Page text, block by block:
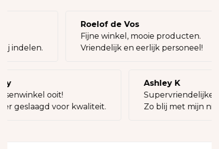
indelen.
Roelof de Vos
Fijne winkel, mooie producten.
Vriendelijk en eerlijk personeel!
ooit!
geslaagd voor kwaliteit.
Ashley K
Supervriendelijke
Zo blij met mijn